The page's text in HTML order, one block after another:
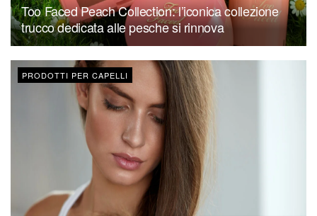
Too Faced Peach Collection: l’iconica collezione
trucco dedicata alle pesche si rinnova
PRODOTTI PER CAPELLI